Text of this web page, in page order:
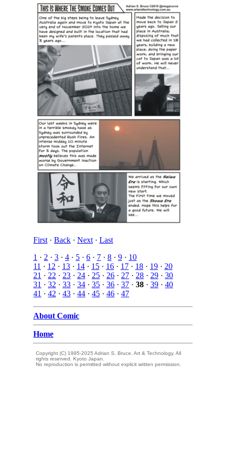
First · Back · Next · Last
1 · 2 · 3 · 4 · 5 · 6 · 7 · 8 · 9 · 10
11 · 12 · 13 · 14 · 15 · 16 · 17 · 18 · 19 · 20
21 · 22 · 23 · 24 · 25 · 26 · 27 · 28 · 29 · 30
31 · 32 · 33 · 34 · 35 · 36 · 37 · 38 · 39 · 40
41 · 42 · 43 · 44 · 45 · 46 · 47
About Comic
Home
Copyright (C) 1995-2025 Adrian S. Bruce, Art & Technology. All
rights reserved. Kyoto Japan.
No reproduction is permitted without explicit written permission.